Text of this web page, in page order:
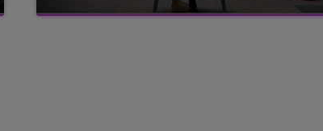
C'était l'une des institutions du centre-ville